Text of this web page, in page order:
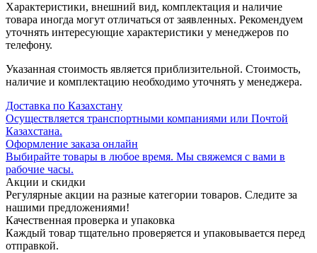
Характеристики, внешний вид, комплектация и наличие
товара иногда могут отличаться от заявленных. Рекомендуем
уточнять интересующие характеристики у менеджеров по
телефону.
Указанная стоимость является приблизительной. Стоимость,
наличие и комплектацию необходимо уточнять у менеджера.
Доставка по Казахстану
Осуществляется транспортными компаниями или Почтой
Казахстана.
Оформление заказа онлайн
Выбирайте товары в любое время. Мы свяжемся с вами в
рабочие часы.
Акции и скидки
Регулярные акции на разные категории товаров. Следите за
нашими предложениями!
Качественная проверка и упаковка
Каждый товар тщательно проверяется и упаковывается перед
отправкой.